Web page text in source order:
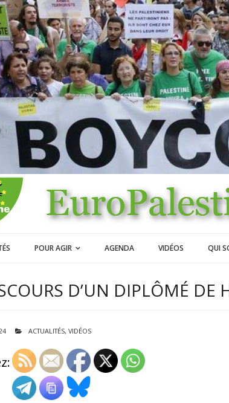
POUR AGIR AGENDA VIDÉOS QUI
D’UN DIPLÔMÉ DE
ACTUALITÉS, VIDÉOS